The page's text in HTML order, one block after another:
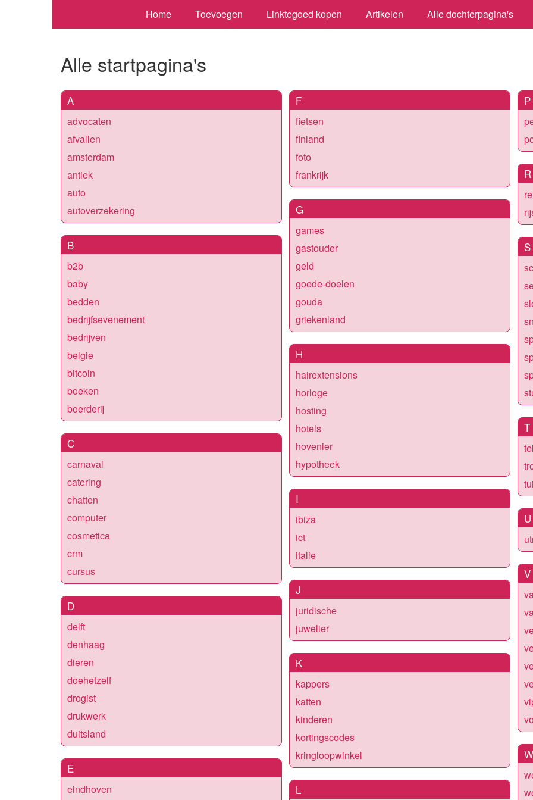
Home Toevoegen Linktegoed kopen Artikelen Alle dochterpagina's
Alle startpagina's
A
advocaten
afvallen
amsterdam
antiek
auto
autoverzekering
B
b2b
baby
bedden
bedrijfsevenement
bedrijven
belgie
bitcoin
boeken
boerderij
C
carnaval
catering
chatten
computer
cosmetica
crm
cursus
D
delft
denhaag
dieren
doehetzelf
drogist
drukwerk
duitsland
E
eindhoven
F
fietsen
finland
foto
frankrijk
G
games
gastouder
geld
goede-doelen
gouda
griekenland
H
hairextensions
horloge
hosting
hotels
hovenier
hypotheek
I
ibiza
ict
italie
J
juridische
juwelier
K
kappers
katten
kinderen
kortingscodes
kringloopwinkel
L
P
R
S
T
U
V
W